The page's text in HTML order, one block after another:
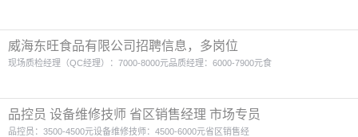
威海东旺食品有限公司招聘信息，多岗位
现场质检经理（QC经理）：7000-8000元品质经理：6000-7900元食
品控员 设备维修技师 省区销售经理 市场专员
品控员：3500-4500元设备维修技师：4500-6000元省区销售经